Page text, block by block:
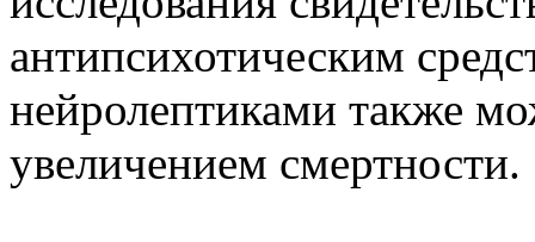
антипсихотическим
нейролептиками также
увеличением смертности.